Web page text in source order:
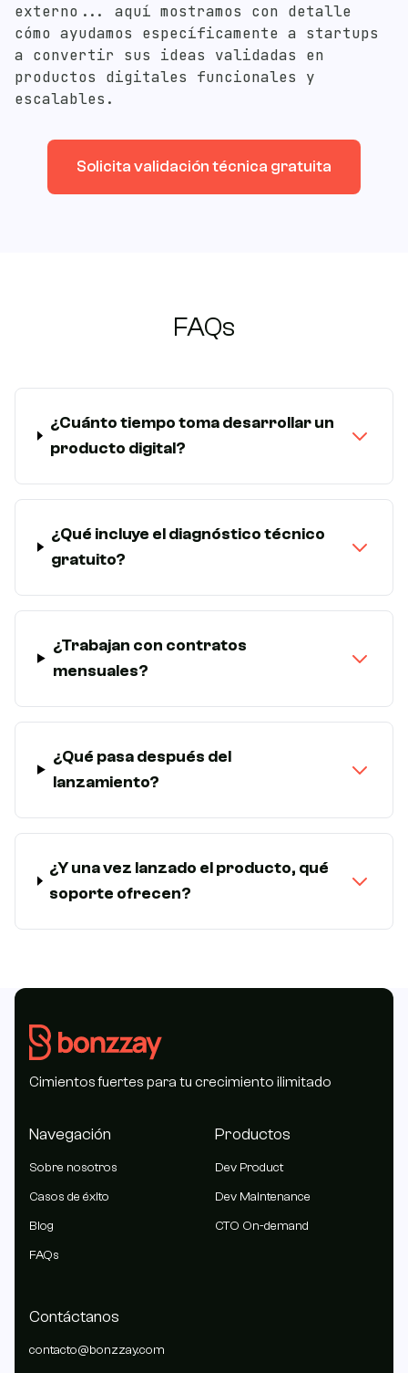
externo... aquí mostramos con detalle
cómo ayudamos específicamente a startups
a convertir sus ideas validadas en
productos digitales funcionales y
escalables.
Solicita validación técnica gratuita
FAQs
¿Cuánto tiempo toma desarrollar un
producto digital?
¿Qué incluye el diagnóstico técnico
gratuito?
¿Trabajan con contratos
mensuales?
¿Qué pasa después del
lanzamiento?
¿Y una vez lanzado el producto, qué
soporte ofrecen?
Cimientos fuertes para tu crecimiento ilimitado
Navegación
Sobre nosotros
Casos de éxito
Blog
FAQs
Productos
Dev Product
Dev Maintenance
CTO On-demand
Contáctanos
contacto@bonzzay.com